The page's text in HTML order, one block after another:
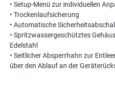
• Setup-Menü zur individuellen
• Trockenlaufsicherung
• Automatische
• Spritzwassergeschütztes
Edelstahl
• Seitlicher Absperrhahn zur
über den Ablauf an der